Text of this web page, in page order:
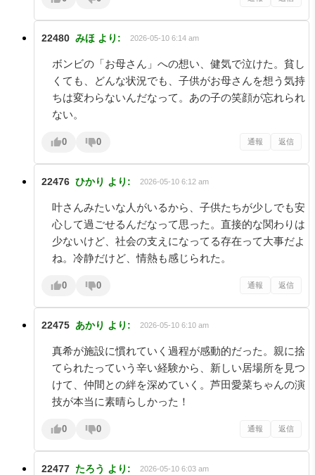
22480 みほ より: 2026-05-10 6:14 am
ボンビの「お母さん」への想い、健気で泣けた。貧し
くても、どんな状況でも、子供がお母さんを想う気持
ちは変わらないんだなって。あの子の笑顔が忘れられ
ない。
0 0 通報 返信
22476 ひかり より: 2026-05-10 6:12 am
叶さんみたいな人がいるから、子供たちが少しでも安
心して過ごせるんだなって思った。直接的な関わりは
少ないけど、社会の支えになってる存在って大事だよ
ね。冷静だけど、情熱も感じられた。
0 0 通報 返信
22475 あかり より: 2026-05-10 6:10 am
真希が施設に慣れていく過程が感動的だった。親に捨
てられたっていう辛い経験から、新しい居場所を見つ
けて、仲間との絆を深めていく。芦田愛菜ちゃんの演
技が本当に素晴らしかった！
0 0 通報 返信
22477 たろう より: 2026-05-10 6:03 am